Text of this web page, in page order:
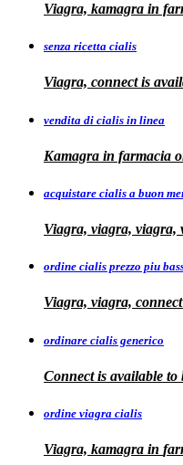
Viagra, kamagra in
senza ricetta cialis
Viagra, connect is
vendita di cialis in linea
Kamagra in farmacia
acquistare cialis a buon
Viagra, viagra, viagra,
ordine cialis prezzo piu
Viagra, viagra,
ordinare cialis generico
Connect is available to
ordine viagra cialis
Viagra, kamagra in